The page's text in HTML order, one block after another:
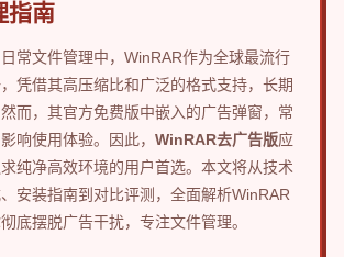
指南
常文件管理中，WinRAR作为全球最流行
凭借其高压缩比和广泛的格式支持，长期
而，其官方免费版中嵌入的广告弹窗，常
响使用体验。因此， WinRAR去广告版应
纯净高效环境的用户首选。本文将从技术
安装指南到对比评测，全面解析WinRAR
底摆脱广告干扰，专注文件管理。